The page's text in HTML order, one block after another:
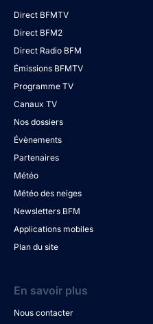
Direct BFMTV
Direct BFM2
Direct Radio BFM
Émissions BFMTV
Programme TV
Canaux TV
Nos dossiers
Évènements
Partenaires
Météo
Météo des neiges
Newsletters BFM
Applications mobiles
Plan du site
En savoir plus
Nous contacter